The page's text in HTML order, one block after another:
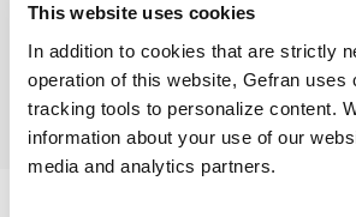
This website uses cookies
In addition to cookies that are strictly
operation of this website, Gefran uses
tracking tools to personalize content.
information about your use of our
media and analytics partners.
01 Description